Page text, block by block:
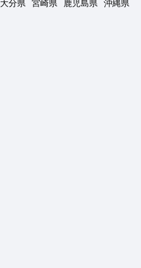
大分県 宮崎県 鹿児島県 沖縄県